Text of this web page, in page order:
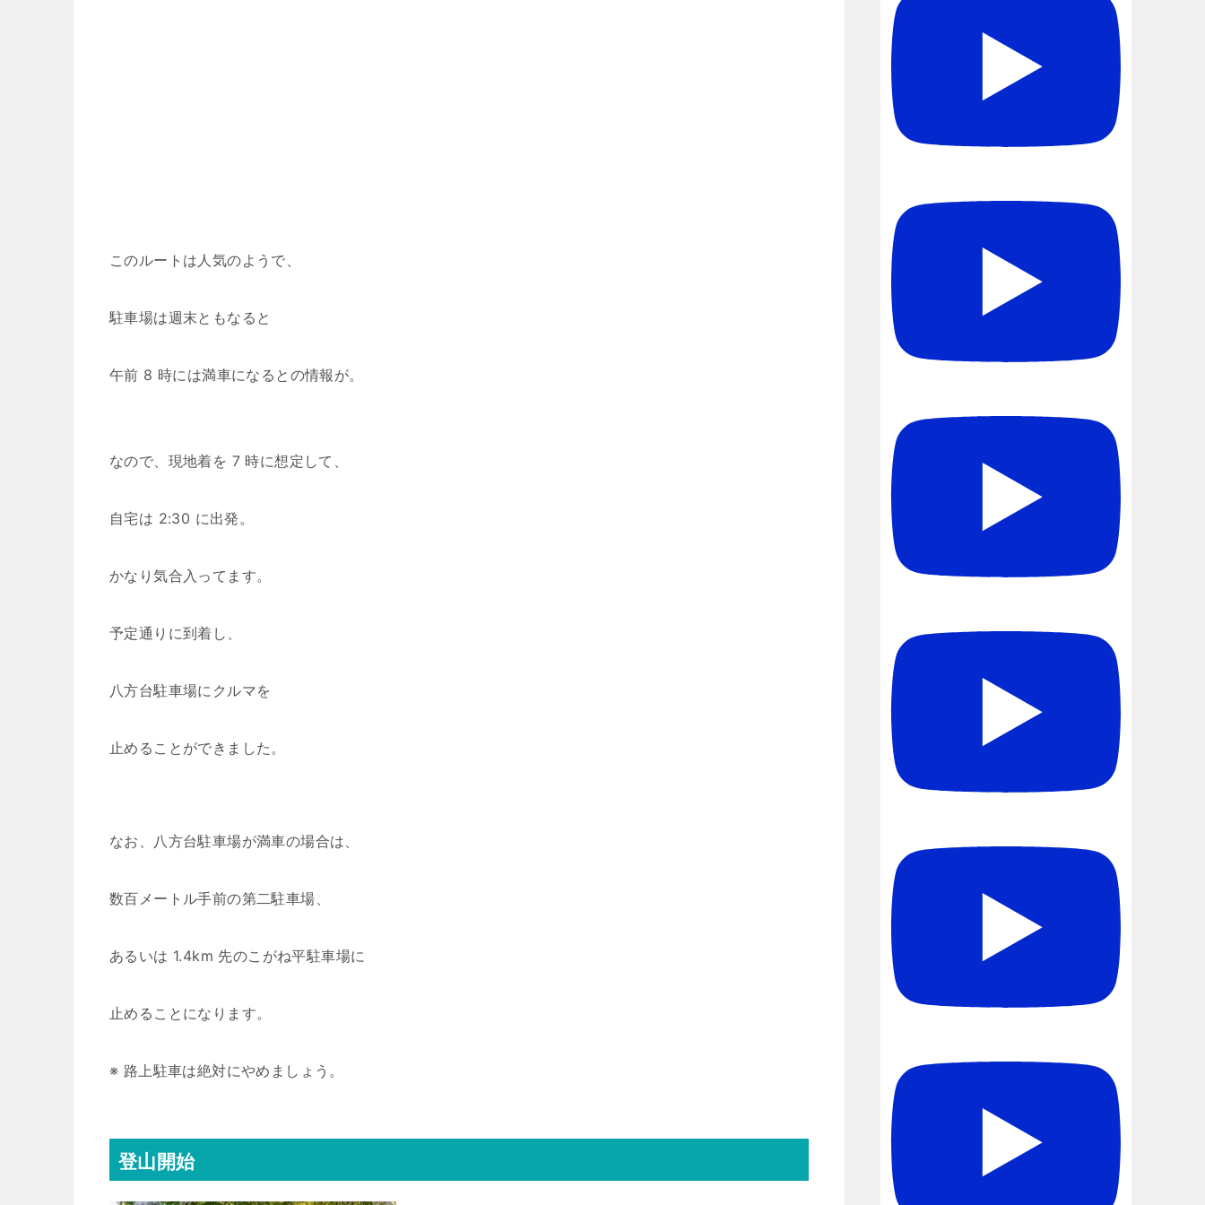
このルートは人気のようで、
駐車場は週末ともなると
午前 8 時には満車になるとの情報が。
なので、現地着を 7 時に想定して、
自宅は 2:30 に出発。
かなり気合入ってます。
予定通りに到着し、
八方台駐車場にクルマを
止めることができました。
なお、八方台駐車場が満車の場合は、
数百メートル手前の第二駐車場、
あるいは 1.4km 先のこがね平駐車場に
止めることになります。
※ 路上駐車は絶対にやめましょう。
登山開始